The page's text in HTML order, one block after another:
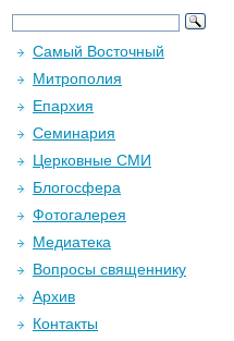
Самый Восточный
Митрополия
Епархия
Семинария
Церковные СМИ
Блогосфера
Фотогалерея
Медиатека
Вопросы священнику
Архив
Контакты